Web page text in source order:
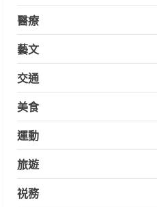
醫療
藝文
交通
美食
運動
旅遊
祱務